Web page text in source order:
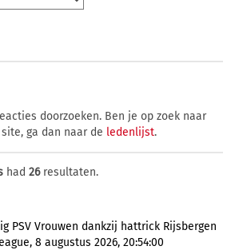
doorzoeken. Ben je op zoek naar
ga dan naar de ledenlijst.
had 26resultaten.
PSV Vrouwen dankzij hattrick Rijsbergen
8 augustus 2026, 20:54:00